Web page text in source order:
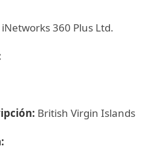
iNetworks 360 Plus Ltd.
British Virgin Islands